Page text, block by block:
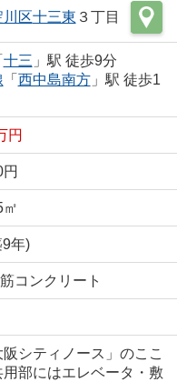
区十三東 ３丁目
十三 」駅 徒歩9分
「 西中島南方」駅 徒歩1
円
年)
コンクリート
阪シティノース」のここ
部にはエレベータ・敷